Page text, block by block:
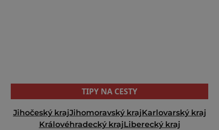
TIPY NA CESTY
Jihočeský krajJihomoravský krajKarlovarský kraj
Královéhradecký krajLiberecký kraj